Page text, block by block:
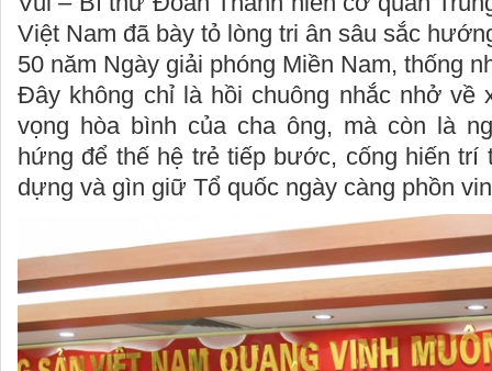
Việt Nam đã bày tỏ lòng tri ân sâu sắc
50 năm Ngày giải phóng Miền Nam, thống
Đây không chỉ là hồi chuông nhắc nhở về
vọng hòa bình của cha ông, mà còn là
hứng để thế hệ trẻ tiếp bước, cống hiến trí
dựng và gìn giữ Tổ quốc ngày càng phồn